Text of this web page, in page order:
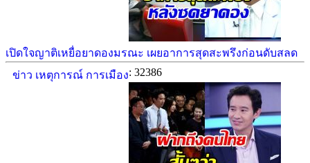
เปิดใจญาติเหยื่อยาดองมรณะ เผยอาการสุดสะพรึงก่อนดับสลด
ข่าว เหตุการณ์ การเมือง: 32386